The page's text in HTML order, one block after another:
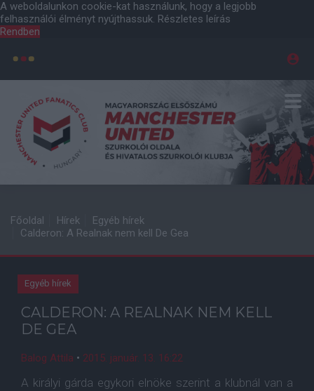
A weboldalunkon cookie-kat használunk, hogy a legjobb
felhasználói élményt nyújthassuk. Részletes leírás
Rendben
Főoldal Hírek
Egyéb hírek
Calderon: A Realnak nem kell De Gea
Egyéb hírek
CALDERON: A REALNAK NEM KELL
DE GEA
Balog Attila • 2015. január. 13. 16:22
A királyi gárda egykori elnöke szerint a klubnál van a